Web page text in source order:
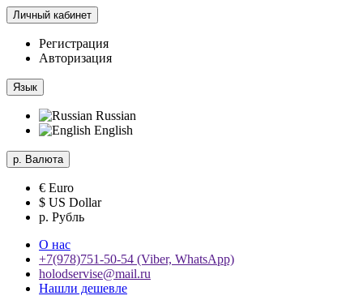
Личный кабинет
Регистрация
Авторизация
Язык
Russian
English
р. Валюта
€ Euro
$ US Dollar
р. Рубль
О нас
+7(978)751-50-54 (Viber, WhatsApp)
holodservise@mail.ru
Нашли дешевле